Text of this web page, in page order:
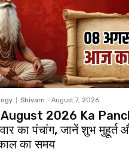
Shivam - August 7, 2026
2026 Ka
का पंचांग, जानें शुभ मुहूर्त
का समय